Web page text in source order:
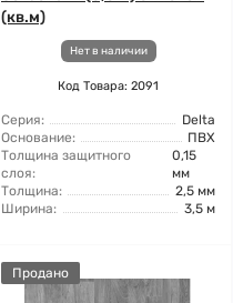
(кв.м)
Нет в наличии
Код Товара: 2091
Серия:
Delta
Основание:
ПВХ
Толщина защитного
слоя:
0,15
мм
Толщина:
2,5 мм
Ширина:
3,5 м
Продано